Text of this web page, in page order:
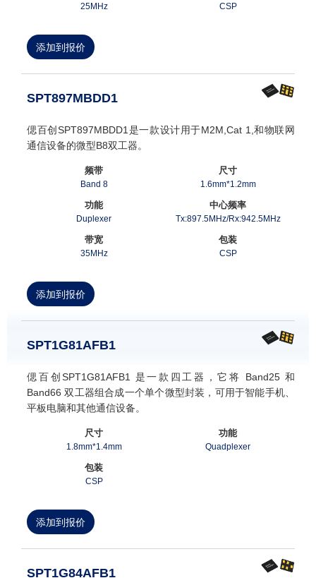
25MHz CSP
添加到报价
SPT897MBDD1
偲百创SPT897MBDD1是一款设计用于M2M,Cat 1,和物联网
通信设备的微型B8双工器。
频带
Band 8
尺寸
1.6mm*1.2mm
功能
Duplexer
中心频率
Tx:897.5MHz/Rx:942.5MHz
带宽
35MHz
包装
CSP
添加到报价
SPT1G81AFB1
偲百创SPT1G81AFB1 是一款四工器，它将 Band25 和
Band66 双工器组合成一个单个微型封装，可用于智能手机、
平板电脑和其他通信设备。
尺寸
1.8mm*1.4mm
功能
Quadplexer
包装
CSP
添加到报价
SPT1G84AFB1